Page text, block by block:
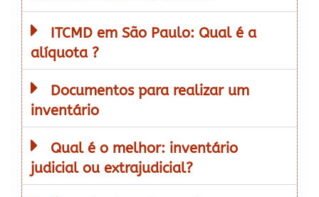
ITCMD em São Paulo: Qual é a
alíquota ?
Documentos para realizar um
inventário
Qual é o melhor: inventário
judicial ou extrajudicial?